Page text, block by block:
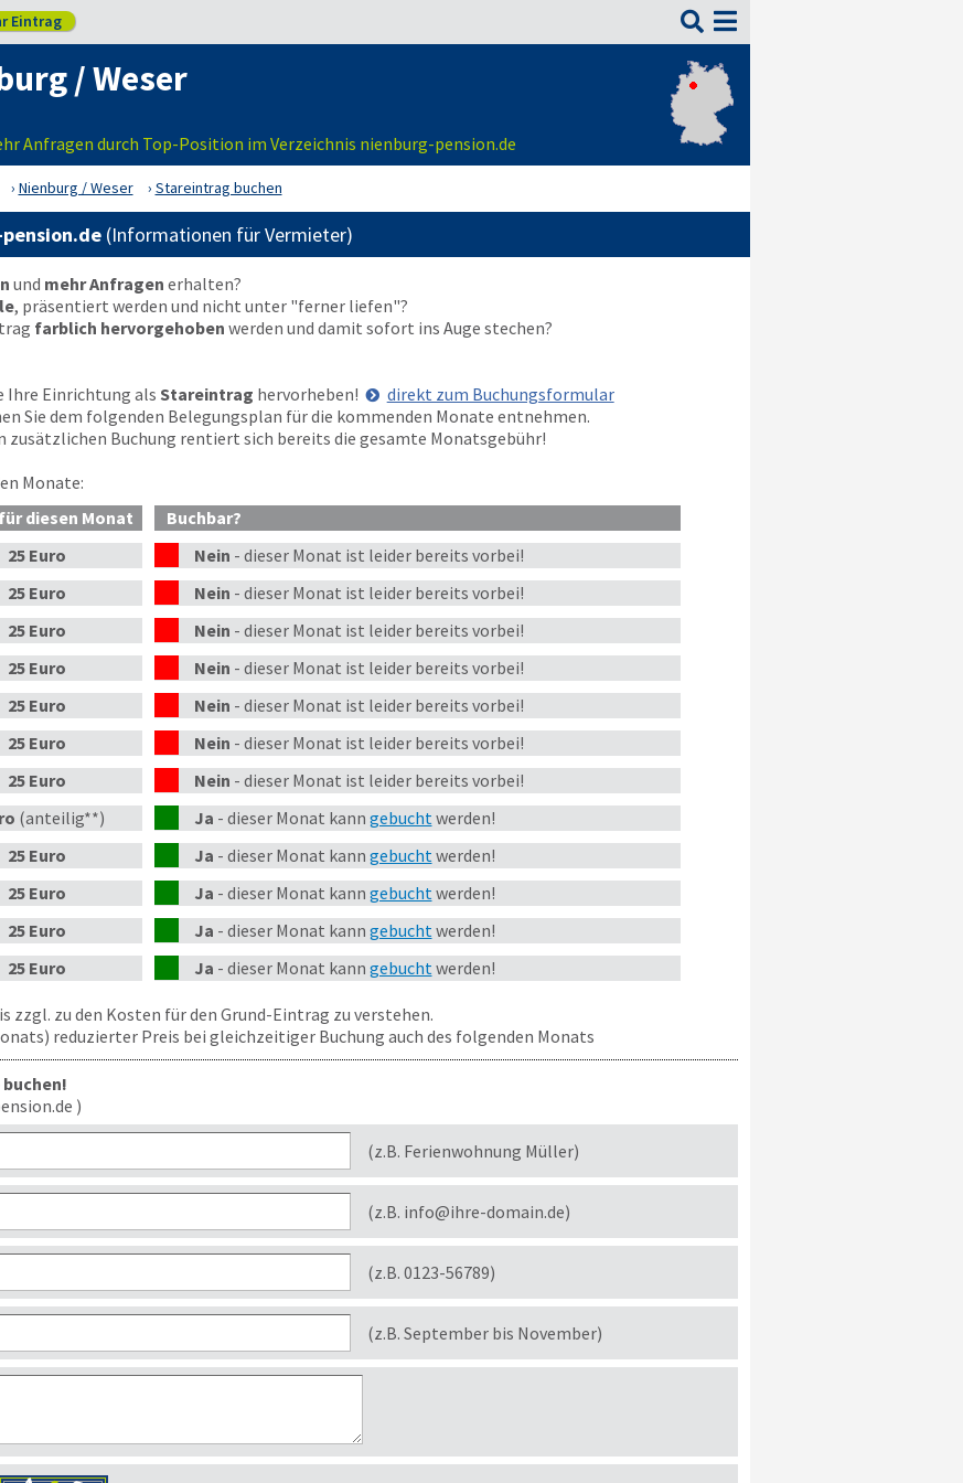
Eintrag 
/ Weser
Anfragen durch Top-Position im Verzeichnis nienburg-pension.de
Nienburg / Weser Stareintrag buchen
(Informationen für Vermieter)
und mehr Anfragen erhalten?
, präsentiert werden und nicht unter "ferner liefen"?
farblich hervorgehoben werden und damit sofort ins Auge stechen?
Ihre Einrichtung als Stareintrag hervorheben!
direkt zum Buchungsformular
Sie dem folgenden Belegungsplan für die kommenden Monate entnehmen.
zusätzlichen Buchung rentiert sich bereits die gesamte Monatsgebühr!
Monate:
für diesen Monat
Buchbar?
25 Euro Nein - dieser Monat ist leider bereits vorbei!
25 Euro Nein - dieser Monat ist leider bereits vorbei!
25 Euro Nein - dieser Monat ist leider bereits vorbei!
25 Euro Nein - dieser Monat ist leider bereits vorbei!
25 Euro Nein - dieser Monat ist leider bereits vorbei!
25 Euro Nein - dieser Monat ist leider bereits vorbei!
25 Euro Nein - dieser Monat ist leider bereits vorbei!
(anteilig**) Ja - dieser Monat kann gebuchtwerden!
25 Euro Ja - dieser Monat kann gebuchtwerden!
25 Euro Ja - dieser Monat kann gebuchtwerden!
25 Euro Ja - dieser Monat kann gebuchtwerden!
25 Euro Ja - dieser Monat kann gebuchtwerden!
zzgl. zu den Kosten für den Grund-Eintrag zu verstehen.
reduzierter Preis bei gleichzeitiger Buchung auch des folgenden Monats
)
(z.B. Ferienwohnung Müller)
(z.B. info@ihre-domain.de)
(z.B. 0123-56789)
(z.B. September bis November)